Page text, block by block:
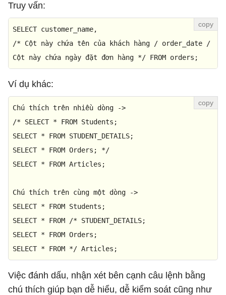
Truy vấn:
SELECT
/* Cột này chứa tên của khách hàng / order_date /
Cột này chứa ngày đặt đơn hàng */ FROM orders;
Ví dụ khác:
Chú thích trên nhiều dòng ->
/* SELECT * FROM Students;
SELECT * FROM STUDENT_DETAILS;
SELECT * FROM Orders; */
SELECT * FROM Articles;
Chú thích trên cùng một dòng ->
SELECT * FROM
SELECT * FROM
/* STUDENT_DETAILS;
SELECT * FROM Orders;
SELECT * FROM */ Articles;
Việc đánh dấu, nhận xét bên cạnh câu lệnh bằng
chú thích giúp bạn dễ hiểu, dễ kiểm soát cũng như